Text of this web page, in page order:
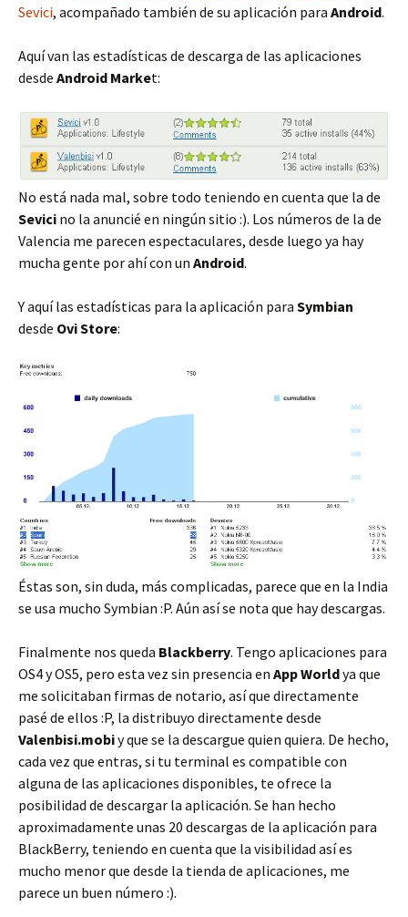
Sevici, acompañado también de su aplicación para Android.
Aquí van las estadísticas de descarga de las aplicaciones
desde Android Market:
No está nada mal, sobre todo teniendo en cuenta que la de
Sevici no la anuncié en ningún sitio :). Los números de la de
Valencia me parecen espectaculares, desde luego ya hay
mucha gente por ahí con un Android.
Y aquí las estadísticas para la aplicación para Symbian
desde Ovi Store:
Éstas son, sin duda, más complicadas, parece que en la India
se usa mucho Symbian :P. Aún así se nota que hay descargas.
Finalmente nos queda Blackberry. Tengo aplicaciones para
OS4 y OS5, pero esta vez sin presencia en App Worldya que
me solicitaban firmas de notario, así que directamente
pasé de ellos :P, la distribuyo directamente desde
Valenbisi.mobiy que se la descargue quien quiera. De hecho,
cada vez que entras, si tu terminal es compatible con
alguna de las aplicaciones disponibles, te ofrece la
posibilidad de descargar la aplicación. Se han hecho
aproximadamente unas 20 descargas de la aplicación para
BlackBerry, teniendo en cuenta que la visibilidad así es
mucho menor que desde la tienda de aplicaciones, me
parece un buen número :).